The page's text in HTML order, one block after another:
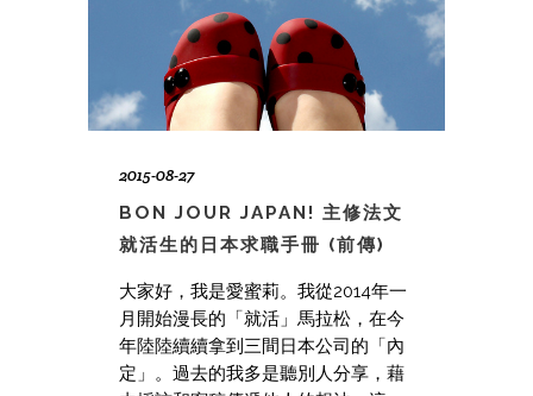
2015-08-27
BON JOUR JAPAN! 主修法文
就活生的日本求職手冊 (前傳)
大家好，我是愛蜜莉。我從2014年一
月開始漫長的「就活」馬拉松，在今
年陸陸續續拿到三間日本公司的「內
定」。過去的我多是聽別人分享，藉